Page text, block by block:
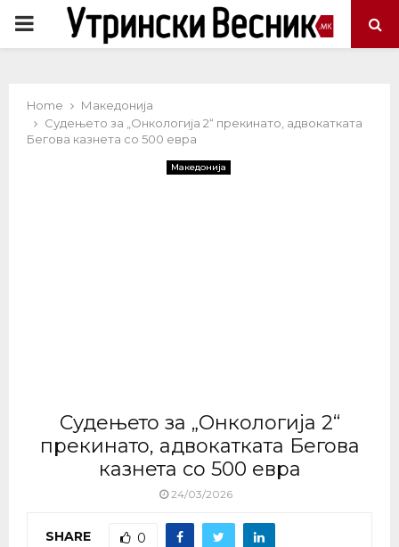
PRIMARY
Home
Македонија
Судењето за „Онкологија 2“ прекинато, адвокатката
Бегова казнета со 500 евра
Македонија
Судењето за „Онкологија 2“
прекинато, адвокатката Бегова
казнета со 500 евра
24/03/2026
SHARE 0